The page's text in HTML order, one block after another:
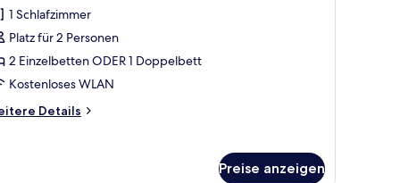
1 Schlafzimmer
Platz für 2 Personen
2 Einzelbetten ODER 1 Doppelbett
Kostenloses WLAN
Details
Preise anzeigen